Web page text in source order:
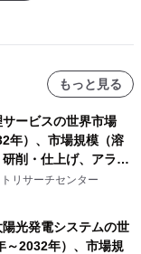
もっと見る
ービスの世界市場
年）、市場規模（溶
削・仕上げ、アライ
・分析レポートを発
リサーチセンター
光発電システムの世
～2032年）、市場規